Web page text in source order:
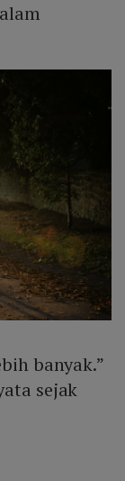
banyak.”
sejak